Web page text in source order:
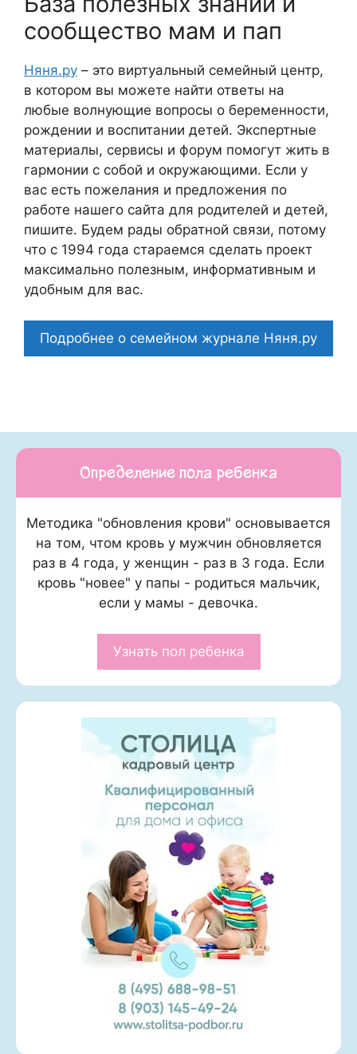
сообщество мам и пап
Няня.ру – это виртуальный семейный центр,
в котором вы можете найти ответы на
любые волнующие вопросы о беременности,
рождении и воспитании детей. Экспертные
материалы, сервисы и форум помогут жить в
гармонии с собой и окружающими. Если у
вас есть пожелания и предложения по
работе нашего сайта для родителей и детей,
пишите. Будем рады обратной связи, потому
что c 1994 года стараемся сделать проект
максимально полезным, информативным и
удобным для вас.
Подробнее о семейном журнале Няня.ру
Определение пола ребенка
Методика "обновления крови" основывается
на том, чтом кровь у мужчин обновляется
раз в 4 года, у женщин - раз в 3 года. Если
кровь "новее" у папы - родиться мальчик,
если у мамы - девочка.
Узнать пол ребенка